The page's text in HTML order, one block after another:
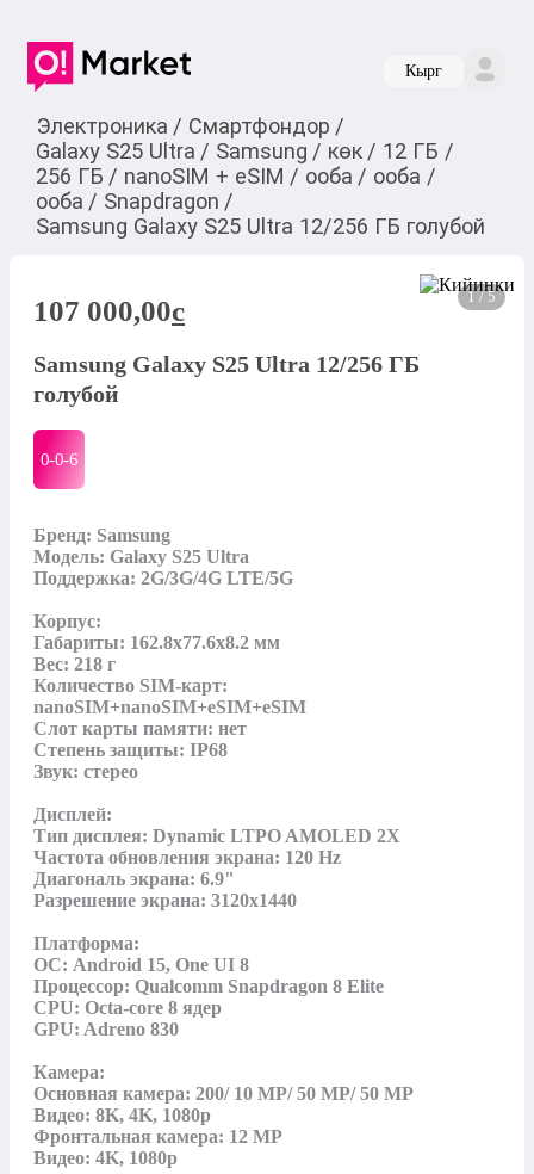
Кырг
Электроника / Смартфондор /
Galaxy S25 Ultra / Samsung / көк / 12 ГБ /
256 ГБ / nanoSIM + eSIM / ооба / ооба /
ооба / Snapdragon /
Samsung Galaxy S25 Ultra 12/256 ГБ голубой
1 / 5
107 000,00c
Samsung Galaxy S25 Ultra 12/256 ГБ
голубой
0-0-6
Бренд: Samsung
Модель: Galaxy S25 Ultra
Поддержка: 2G/3G/4G LTE/5G
Корпус:
Габариты: 162.8x77.6x8.2 мм
Вес: 218 г
Количество SIM-карт:
nanoSIM+nanoSIM+eSIM+eSIM
Слот карты памяти: нет
Степень защиты: IP68
Звук: стерео
Дисплей:
Тип дисплея: Dynamic LTPO AMOLED 2X
Частота обновления экрана: 120 Hz
Диагональ экрана: 6.9"
Разрешение экрана: 3120х1440
Платформа:
ОС: Android 15, One UI 8
Процессор: Qualcomm Snapdragon 8 Elite
CPU: Octa-core 8 ядер
GPU: Adreno 830
Камера:
Основная камера: 200/ 10 MP/ 50 MP/ 50 MP
Видео: 8K, 4K, 1080p
Фронтальная камера: 12 MP
Видео: 4K, 1080p